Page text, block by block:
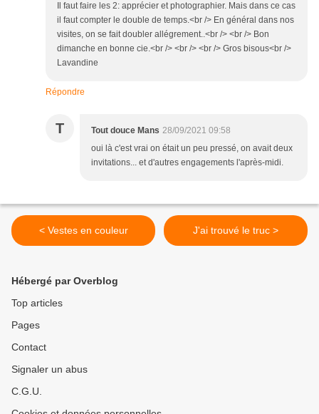
Il faut faire les 2: apprécier et photographier. Mais dans ce cas
il faut compter le double de temps.<br /> En général dans nos
visites, on se fait doubler allégrement..<br /> <br /> Bon
dimanche en bonne cie.<br /> <br /> <br /> Gros bisous<br />
Lavandine
Répondre
T Tout douce Mans 28/09/2021 09:58
oui là c'est vrai on était un peu pressé, on avait deux
invitations... et d'autres engagements l'après-midi.
< Vestes en couleur J'ai trouvé le truc >
Hébergé par Overblog
Top articles
Pages
Contact
Signaler un abus
C.G.U.